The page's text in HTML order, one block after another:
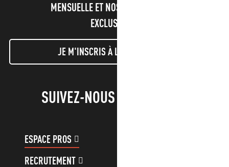
MENSUELLE ET NOS INFORMATIONS
EXCLUSIVES !
JE M'INSCRIS À LA NEWSLETTER
SUIVEZ-NOUS !
ESPACE PROS
RECRUTEMENT